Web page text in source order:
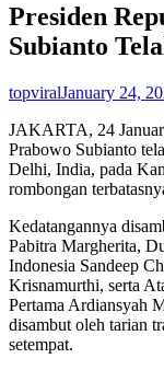
Presiden
Subianto
topviralJanuary 24,
JAKARTA, 24
Prabowo Subianto
Delhi, India, pada
rombongan
Kedatangannya
Pabitra Margherita,
Indonesia Sandeep
Krisnamurthi, serta
Pertama Ardiansyah
disambut oleh tarian
setempat.